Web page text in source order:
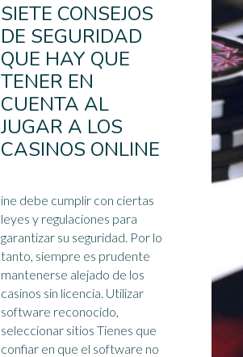
SIETE CONSEJOS
DE SEGURIDAD
QUE HAY QUE
TENER EN
CUENTA AL
JUGAR A LOS
CASINOS ONLINE
ine debe cumplir con ciertas
leyes y regulaciones para
garantizar su seguridad. Por lo
tanto, siempre es prudente
mantenerse alejado de los
casinos sin licencia. Utilizar
software reconocido,
seleccionar sitios Tienes que
confiar en que el software no